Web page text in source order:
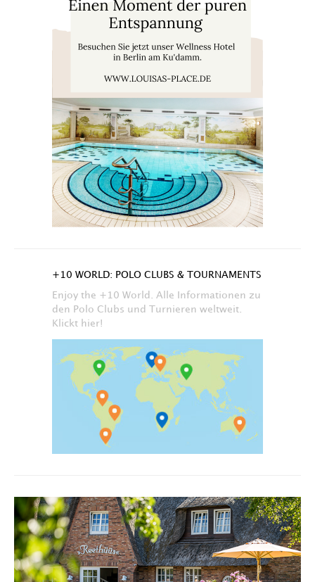
+10 WORLD: POLO CLUBS & TOURNAMENTS
Enjoy the +10 World. Alle Informationen zu
den Polo Clubs und Turnieren weltweit.
Klickt hier!